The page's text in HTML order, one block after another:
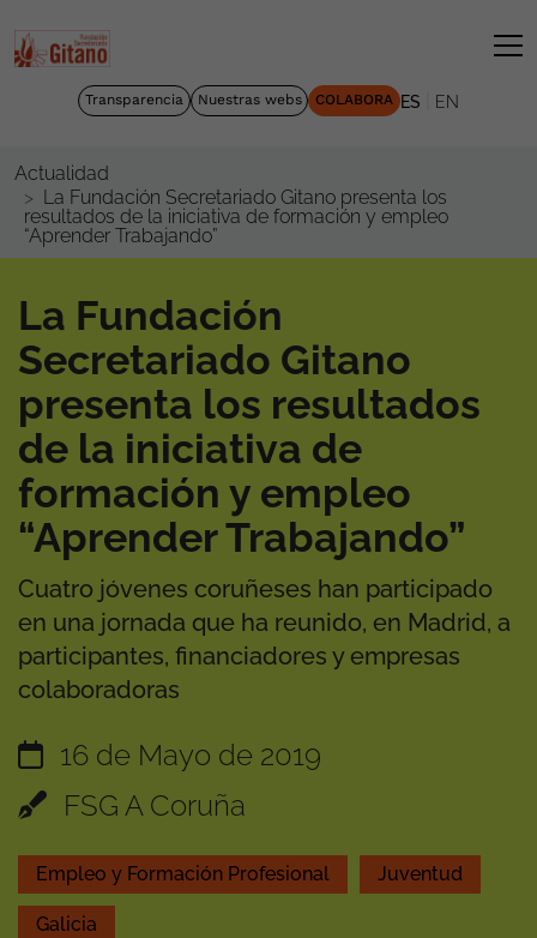
Transparencia Nuestras webs COLABORA ES EN
Actualidad
La Fundación Secretariado Gitano presenta los
resultados de la iniciativa de formación y empleo
“Aprender Trabajando”
La Fundación
Secretariado Gitano
presenta los resultados
de la iniciativa de
formación y empleo
“Aprender Trabajando”
Cuatro jóvenes coruñeses han participado
en una jornada que ha reunido, en Madrid, a
participantes, financiadores y empresas
colaboradoras
16 de Mayo de 2019
FSG A Coruña
Empleo y Formación Profesional Juventud
Galicia